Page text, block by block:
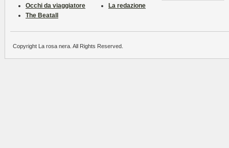
Occhi da viaggiatore
The Beatall
La redazione
Copyright La rosa nera. All Rights Reserved.